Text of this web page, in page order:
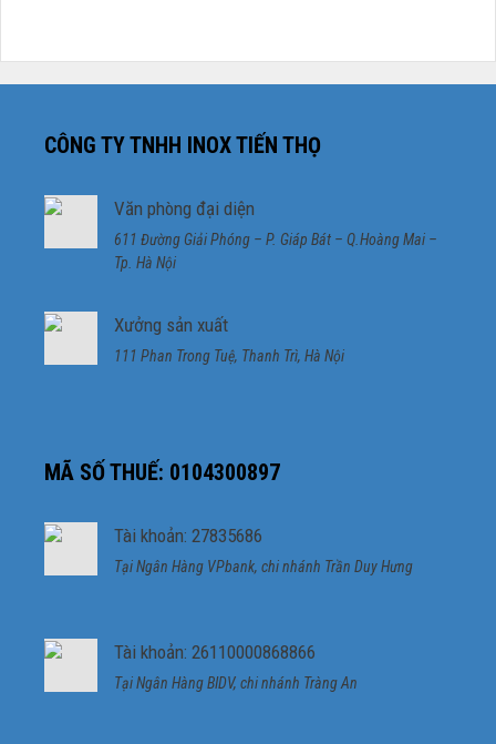
CÔNG TY TNHH INOX TIẾN THỌ
Văn phòng đại diện
611 Đường Giải Phóng – P. Giáp Bát – Q.Hoàng Mai –
Tp. Hà Nội
Xưởng sản xuất
111 Phan Trong Tuệ, Thanh Trì, Hà Nội
MÃ SỐ THUẾ: 0104300897
Tài khoản: 27835686
Tại Ngân Hàng VPbank, chi nhánh Trần Duy Hưng
Tài khoản: 26110000868866
Tại Ngân Hàng BIDV, chi nhánh Tràng An